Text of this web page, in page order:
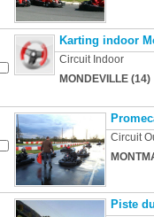
Karting indoor
Circuit Indoor
MONDEVILLE (14)
Circuit
Piste